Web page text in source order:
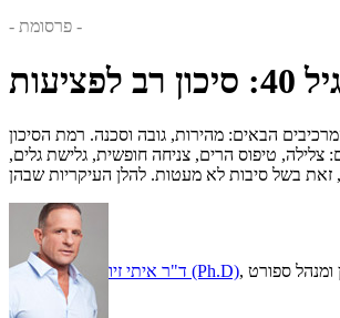
- פרסומת -
הבאים: מהירות, גובה וסכנה. רמת הסיכון
טיפוס הרים, צניחה חופשית, גלישת גלים,
ד"ר איתי זיו (Ph.D) ומנהל ספורט